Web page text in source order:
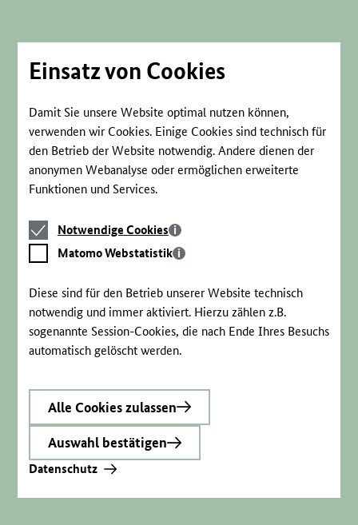
Einsatz von Cookies
Damit Sie unsere Website optimal nutzen können,
verwenden wir Cookies. Einige Cookies sind technisch für
den Betrieb der Website notwendig. Andere dienen der
anonymen Webanalyse oder ermöglichen erweiterte
Funktionen und Services.
Notwendige
Cookies
Notwendige Cookies
Matomo
Webstatistik
Matomo Webstatistik
Diese sind für den Betrieb unserer Website technisch
notwendig und immer aktiviert. Hierzu zählen z.B.
sogenannte Session-Cookies, die nach Ende Ihres Besuchs
automatisch gelöscht werden.
Alle Cookies zulassen
Auswahl bestätigen
Datenschutz